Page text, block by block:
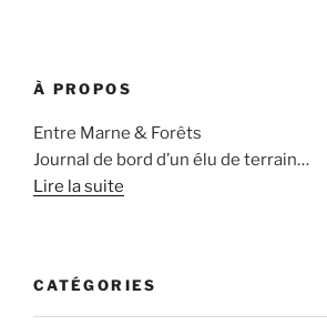
À PROPOS
Entre Marne & Forêts
Journal de bord d’un élu de terrain…
Lire la suite
CATÉGORIES